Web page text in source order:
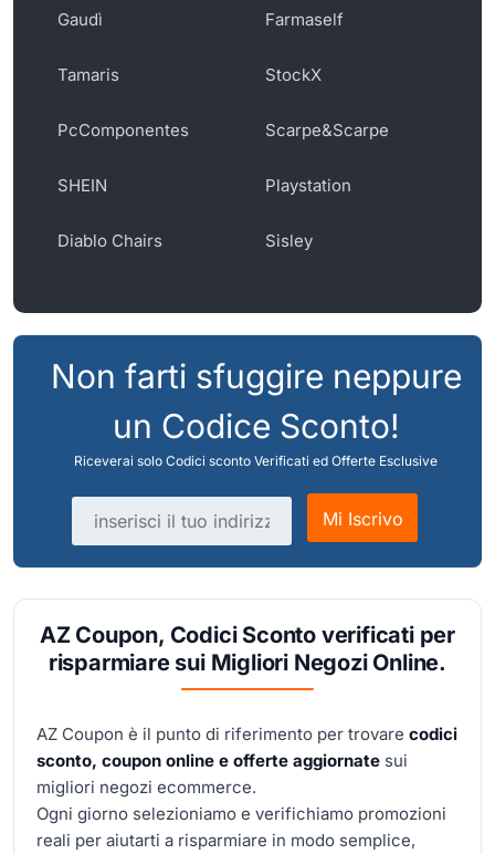
Gaudì
Tamaris
PcComponentes
SHEIN
Diablo Chairs
Farmaself
StockX
Scarpe&Scarpe
Playstation
Sisley
Non farti sfuggire neppure
un Codice Sconto!
Riceverai solo Codici sconto Verificati ed Offerte Esclusive
Indirizzo email
Mi Iscrivo
AZ Coupon, Codici Sconto verificati per
risparmiare sui Migliori Negozi Online.
AZ Coupon è il punto di riferimento per trovare codici
sconto, coupon online e offerte aggiornate sui
migliori negozi ecommerce.
Ogni giorno selezioniamo e verifichiamo promozioni
reali per aiutarti a risparmiare in modo semplice,